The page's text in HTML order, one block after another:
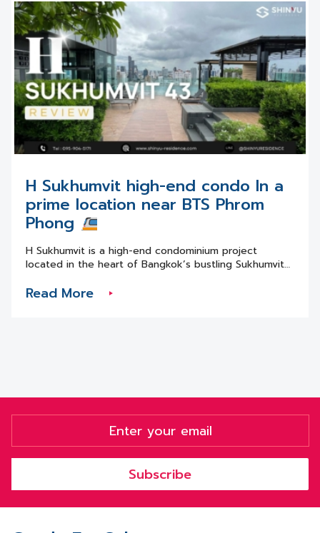
สถานีรถไฟฟ้าเกิน 500 เมตร หรือถ้าจะให้ดีควรอยู่ไม่ไกลเกิน
200 เมตร เพราะสะดวกต่อการเดินทางมากกว่า ลองนึกภาพว่า
คุณเป็นผู้อยู่อาศัยตรงนั้น หากคอนโดฯ ไกลจากสถานีมาก ๆ เกิน
กว่า 500 เมตร คุณอาจไม่อยากเดินไปขึ้นรถไฟฟ้าแล้ว ต้อง
อาศัยรถหรือเรียกมอเตอร์ไซค์เพื่อต่อไปยังสถานีอีกที ทำให้จุด
ขายอย่าง “ติดรถไฟฟ้า” ไม่ใช่จุดขายสำคัญอีกต่อไป . :: เดินง่าย
ทางสะดวก และไม่เปลี่ยว :: ก่อนที่จะลงทุนซื้อคอนโดฯ ติดแนว
รถไฟฟ้าเพื่อปล่อยเช่า ควรเดินสำรวจเส้นทางจากสถานีมายัง
คอนโดฯ ด้วยว่า ทางเดินนั้นเดินได้สะดวกไหม เปลี่ยวหรือเปล่า
มีสิ่งขีดขวางอะไรหรือเปล่า เช่น มีไซต์ก่อสร้าง ทำถนน ฯลฯ และ
ระหว่างทางเดินมีร่มเงาจากต้นไม้บ้างหรือไม่ เนื่องจากประเทศเรา
เป็นประเทศร้อน ดังนั้น การที่มีต้นไม้คอยช่วยให้ร่มเงา ก็จะช่วยให้
ต้องการความสะดวกสบายในส่วนนี้ . :: รอบสถานีต้องมีสิ่ง
อำนวยความสะดวก :: ไม่ใช่ว่าแค่มีรถไฟฟ้าไปถึงแล้ว พื้นที่ตรง
นั้นจะเจริญขึ้นมาทันตา และ เป็นทำเลทองที่สามารถทำกำไรให้กับ
เราได้เลยทันที มนุษย์เราต้องการความสะดวกสบาย และความ
ดังนั้น ก่อนลงทุนควรมองหาคอนโดฯ ติดรถไฟฟ้า ที่อยู่ในพื้นที่
ที่แวดล้อมไปด้วยสิ่งอำนวยความสะดวก อย่างเช่น ห้างสรรพ
:: หลายพื้นที่ในกรุงเทพฯ เป็นพื้นที่ที่ประสบน้ำท่วมอยู่เป็นประจำ
H Sukhumvit high-end condo In a
prime location near BTS Phrom
Phong
H Sukhumvit is a high-end condominium project
located in the heart of Bangkok’s bustling Sukhumvit
station. Completed in 2014, the project comprises 252
BTS Phrom Phong station and the Sukhumvit Road
network makes commuting throughout Bangkok a
breeze. Amenities and Services ...
Read More
Subscribe